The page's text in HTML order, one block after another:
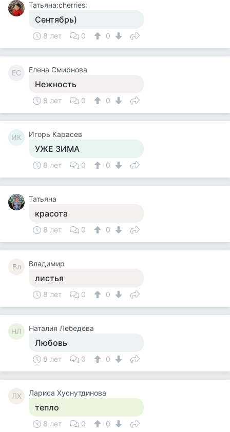
Татьяна:cherries:
Сентябрь)
8 лет 0 0
ЕС Елена Смирнова
Нежность
8 лет 0 0
ИК Игорь Карасев
УЖЕ ЗИМА
8 лет 0 0
Татьяна
красота
8 лет 0 0
Вл Владимир
листья
8 лет 0 0
НЛ Наталия Лебедева
Любовь
8 лет 0 0
ЛХ Лариса Хуснутдинова
тепло
8 лет 0 0